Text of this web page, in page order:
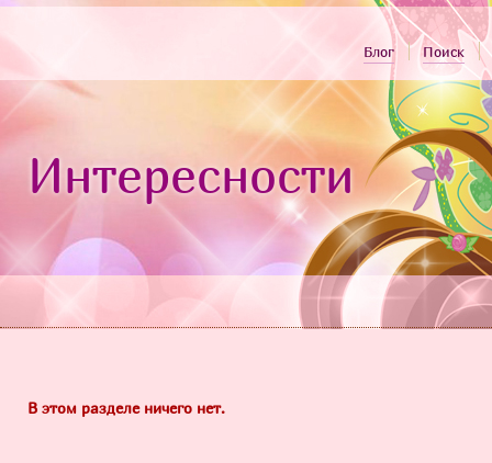
Блог Поиск
Интересности
В этом разделе ничего нет.